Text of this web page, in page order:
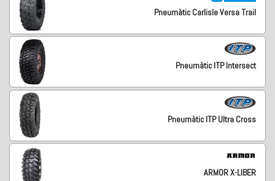
Pneumàtic Carlisle Versa Trail
Pneumàtic ITP Intersect
Pneumàtic ITP Ultra Cross
ARMOR X-LIBER